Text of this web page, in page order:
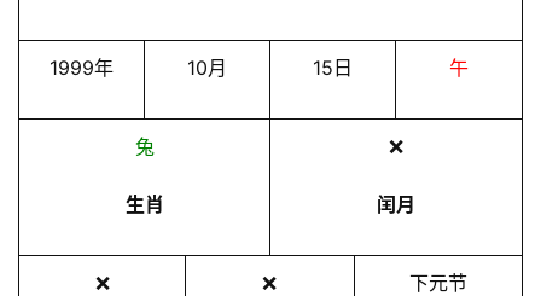
1999年 10月 15日 午
兔
生肖
❌
闰月
❌ ❌ 下元节